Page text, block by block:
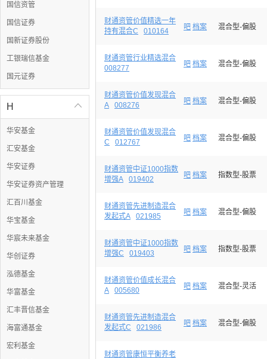
国信资管
国信证券
国新证券股份
工银瑞信基金
国元证券

H
华安基金
汇安基金
华安证券
华安证券资产管理
汇百川基金
华宝基金
华宸未来基金
华创证券
泓德基金
华富基金
汇丰晋信基金
海富通基金
宏利基金
财通资管价值精选一年
持有混合C
010164 吧 档案 混合型-偏股
财通资管行业精选混合
008277
吧 档案 混合型-偏股
财通资管价值发现混合
A
008276 吧 档案 混合型-偏股
财通资管价值发现混合
C
012767 吧 档案 混合型-偏股
财通资管中证1000指数
增强A
019402 吧 档案 指数型-股票
财通资管先进制造混合
发起式A
021985 吧 档案 混合型-偏股
财通资管中证1000指数
增强C
019403 吧 档案 指数型-股票
财通资管价值成长混合
A
005680 吧 档案 混合型-灵活
财通资管先进制造混合
发起式C
021986 吧 档案 混合型-偏股
财通资管康恒平衡养老